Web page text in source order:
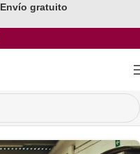
Envío gratuito